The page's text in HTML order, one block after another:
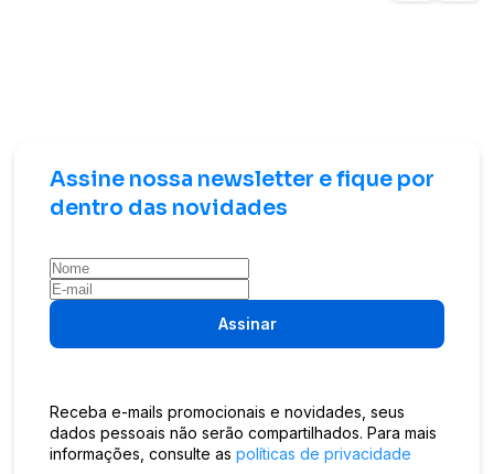
Assine nossa newsletter e fique por
dentro das novidades
Assinar
Receba e-mails promocionais e novidades, seus
dados pessoais não serão compartilhados. Para mais
informações, consulte as políticas de privacidade